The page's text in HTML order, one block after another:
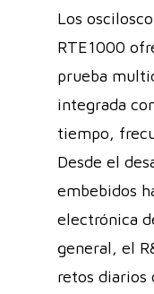
Los
RTE1000
prueba
integrada
tiempo,
Desde el
embebidos
electrónica
general, el
retos diarios